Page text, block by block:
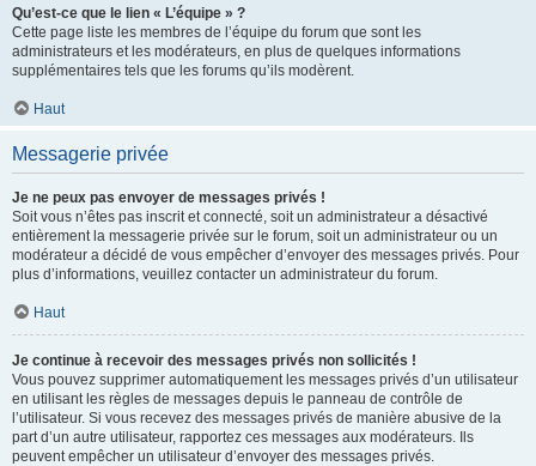
Qu’est-ce que le lien « L’équipe » ?
Cette page liste les membres de l’équipe du forum que sont les
administrateurs et les modérateurs, en plus de quelques informations
supplémentaires tels que les forums qu’ils modèrent.
Haut
Messagerie privée
Je ne peux pas envoyer de messages privés !
Soit vous n’êtes pas inscrit et connecté, soit un administrateur a désactivé
entièrement la messagerie privée sur le forum, soit un administrateur ou un
modérateur a décidé de vous empêcher d’envoyer des messages privés. Pour
plus d’informations, veuillez contacter un administrateur du forum.
Haut
Je continue à recevoir des messages privés non sollicités !
Vous pouvez supprimer automatiquement les messages privés d’un utilisateur
en utilisant les règles de messages depuis le panneau de contrôle de
l’utilisateur. Si vous recevez des messages privés de manière abusive de la
part d’un autre utilisateur, rapportez ces messages aux modérateurs. Ils
peuvent empêcher un utilisateur d’envoyer des messages privés.